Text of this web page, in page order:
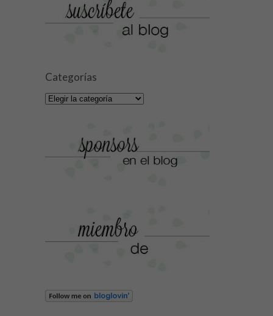
Categorías
Categorías